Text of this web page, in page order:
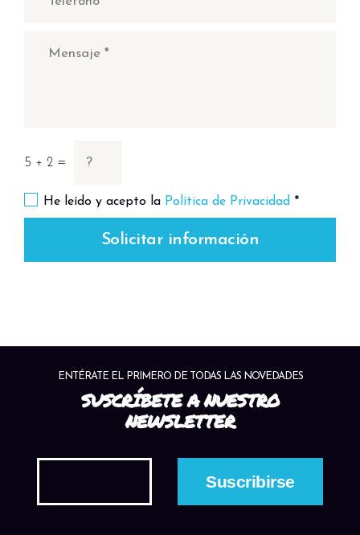
5 + 2 =
He leído y acepto la Política de Privacidad *
Solicitar información
ENTÉRATE EL PRIMERO DE TODAS LAS NOVEDADES
SUSCRÍBETE A NUESTRO
NEWSLETTER